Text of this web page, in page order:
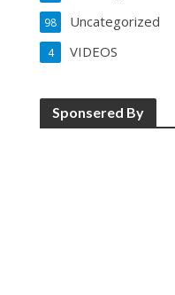
Uncategorized
98
VIDEOS
4
Sponsered By